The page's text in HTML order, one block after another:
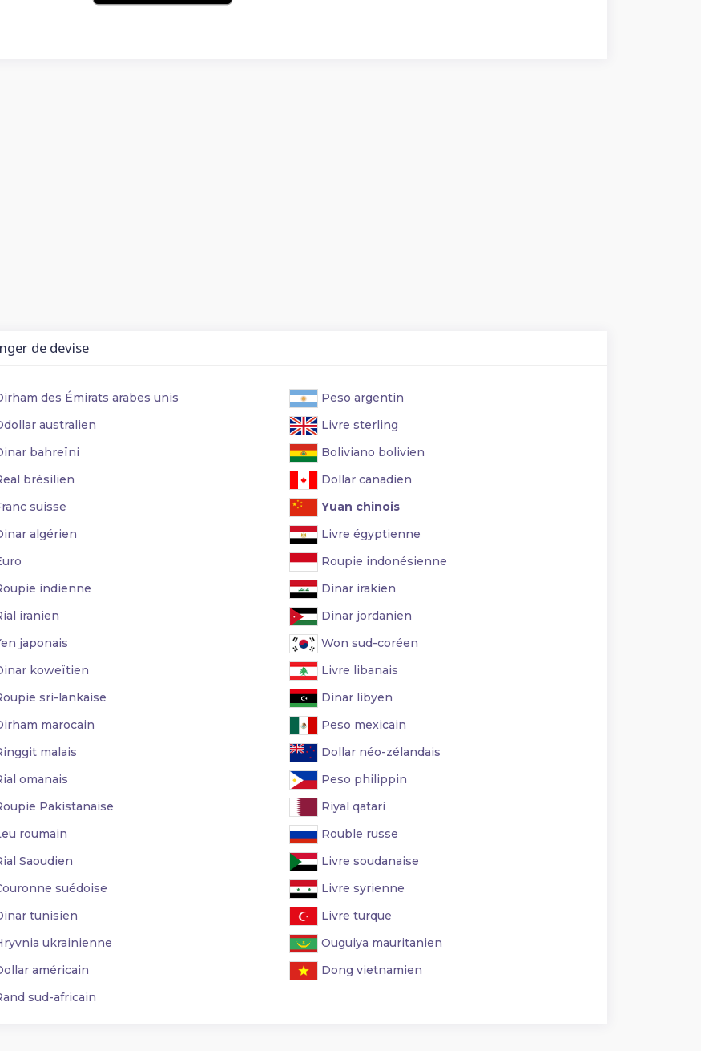
de devise
des Émirats arabes unis
Peso argentin
australien
Livre sterling
bahreïni
Boliviano bolivien
brésilien
Dollar canadien
suisse
Yuan chinois
algérien
Livre égyptienne
Roupie indonésienne
indienne
Dinar irakien
iranien
Dinar jordanien
japonais
Won sud-coréen
koweïtien
Livre libanais
sri-lankaise
Dinar libyen
marocain
Peso mexicain
malais
Dollar néo-zélandais
omanais
Peso philippin
Pakistanaise
Riyal qatari
roumain
Rouble russe
Saoudien
Livre soudanaise
suédoise
Livre syrienne
tunisien
Livre turque
ukrainienne
Ouguiya mauritanien
américain
Dong vietnamien
sud-africain